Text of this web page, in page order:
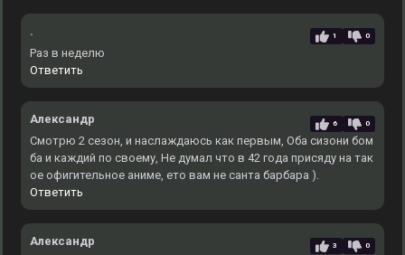
. 1 0
Раз в неделю
Ответить
Александр 6 0
Смотрю 2 сезон, и наслаждаюсь как первым, Оба сизони бом
ба и каждий по своему, Не думал что в 42 года присяду на так
ое офигительное аниме, ето вам не санта барбара ).
Ответить
Александр 3 0